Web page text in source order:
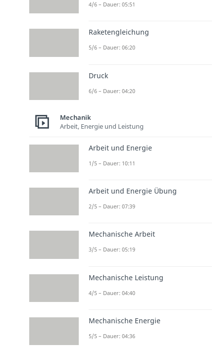
4/6 – Dauer: 05:51
Raketengleichung
5/6 – Dauer: 06:20
Druck
6/6 – Dauer: 04:20
Mechanik
Arbeit, Energie und Leistung
Arbeit und Energie
1/5 – Dauer: 10:11
Arbeit und Energie Übung
2/5 – Dauer: 07:39
Mechanische Arbeit
3/5 – Dauer: 05:19
Mechanische Leistung
4/5 – Dauer: 04:40
Mechanische Energie
5/5 – Dauer: 04:36